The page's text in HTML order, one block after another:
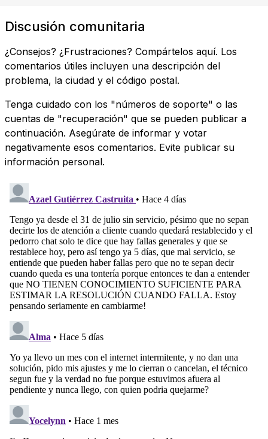
Discusión comunitaria
¿Consejos? ¿Frustraciones? Compártelos aquí. Los
comentarios útiles incluyen una descripción del
problema, la ciudad y el código postal.
Tenga cuidado con los "números de soporte" o las
cuentas de "recuperación" que se pueden publicar a
continuación. Asegúrate de informar y votar
negativamente esos comentarios. Evite publicar su
información personal.